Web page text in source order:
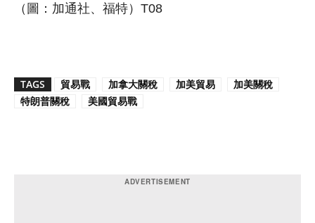
（圖：加通社、福特）T08
TAGS 貿易戰 加拿大關稅 加美貿易
加美關稅
特朗普關稅
美國貿易戰